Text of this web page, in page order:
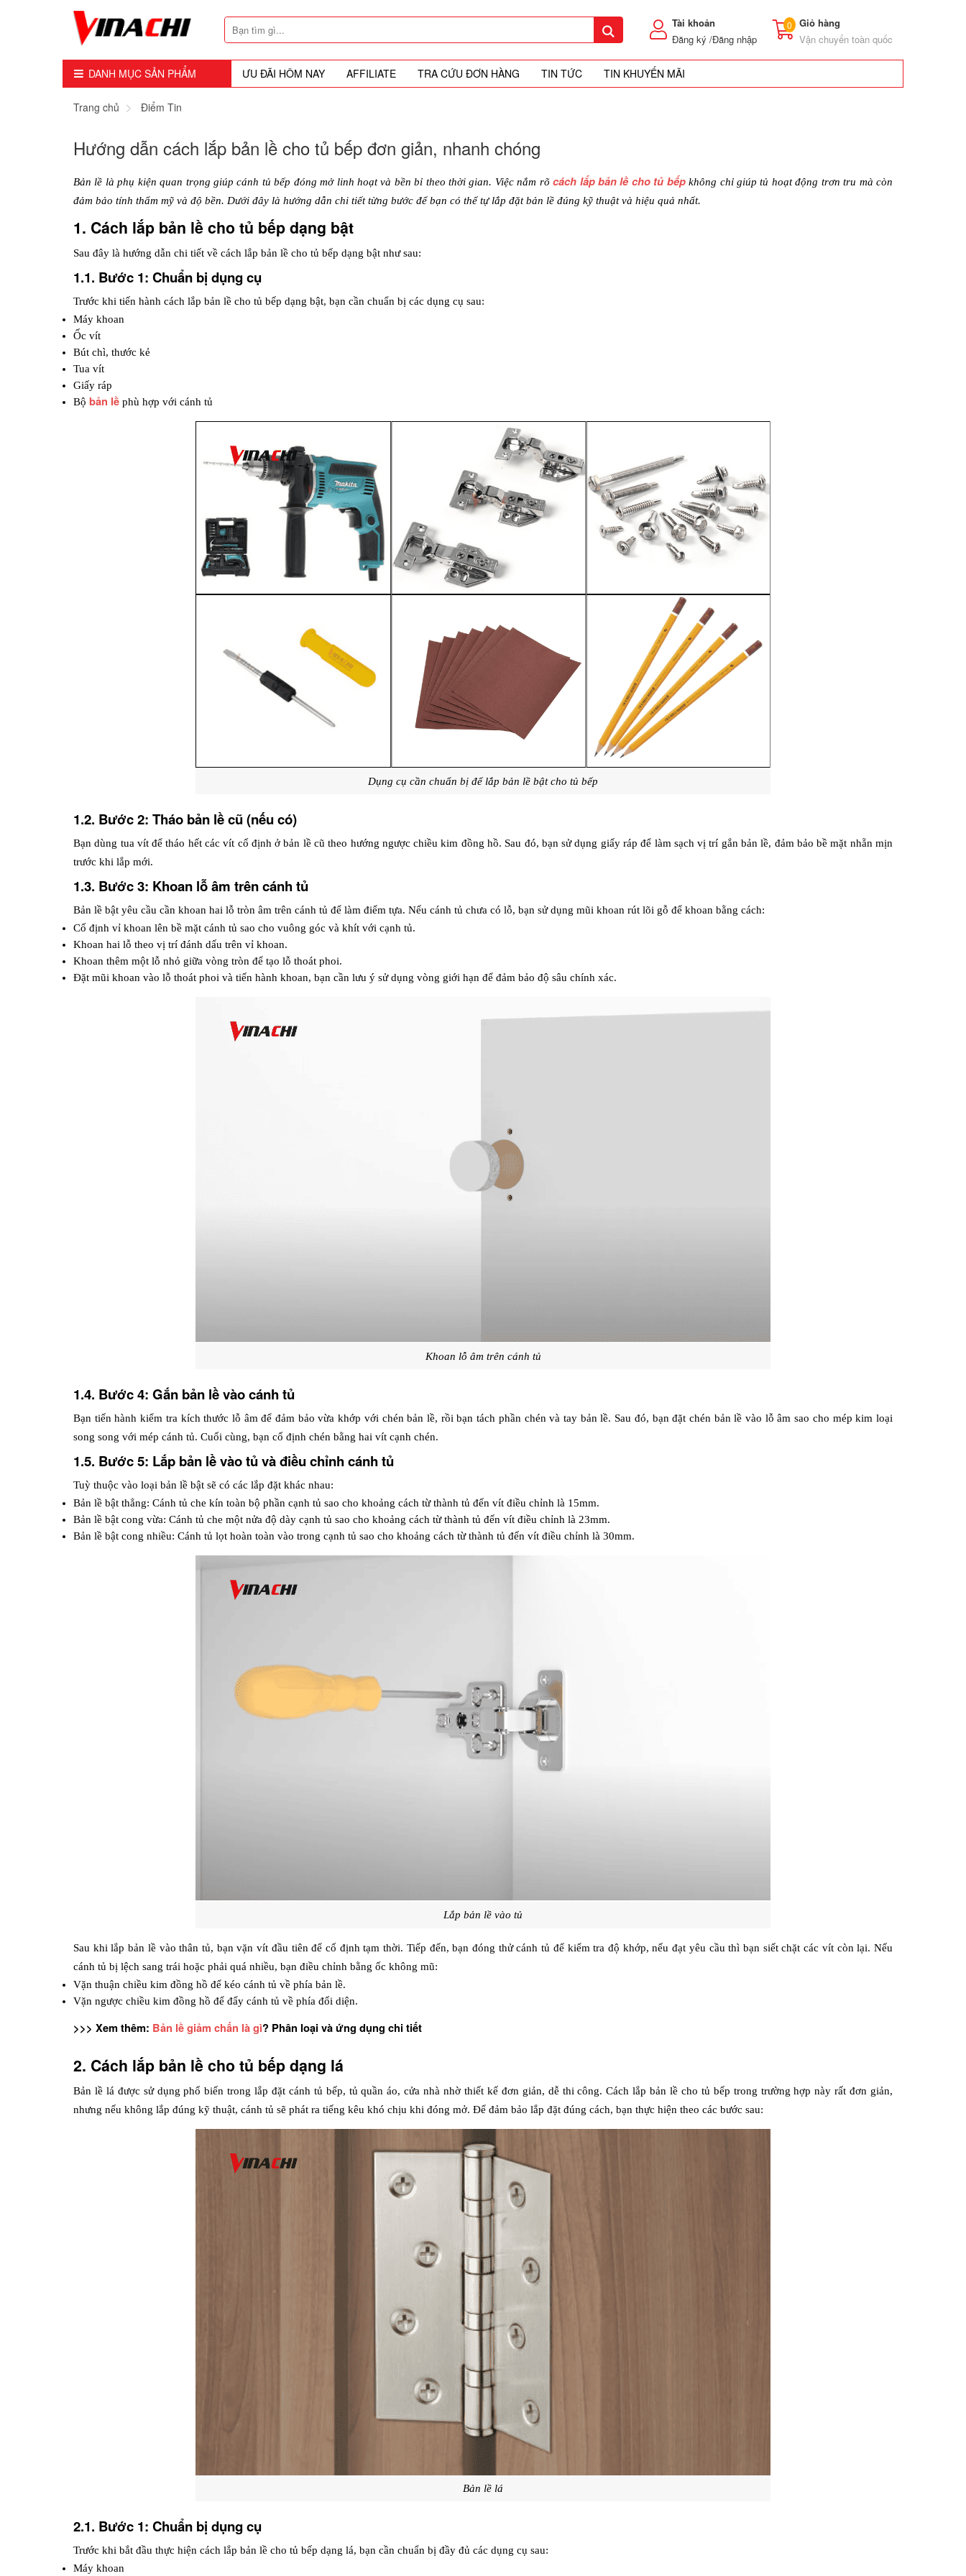
Tài khoản
Đăng ký /Đăng nhập
0
Giỏ hàng
Vận chuyển toàn quốc
DANH MỤC SẢN PHẨM ƯU ĐÃI HÔM NAY AFFILIATE TRA CỨU ĐƠN HÀNG TIN TỨC TIN KHUYẾN MÃI
Dụng Cụ - Công Cụ
Máy Cầm Tay
Máy Chế Biến Gỗ
Thiết bị Dùng Hơi
Khóa - Phụ Kiện Cửa
Trang chủ Điểm Tin
Hướng dẫn cách lắp bản lề cho tủ bếp đơn giản, nhanh chóng
Bản lề là phụ kiện quan trọng giúp cánh tủ bếp đóng mở linh hoạt và bền bỉ theo thời gian. Việc nắm rõ cách lắp bản lề cho tủ bếp không chỉ giúp tủ hoạt động trơn tru mà còn
đảm bảo tính thẩm mỹ và độ bền. Dưới đây là hướng dẫn chi tiết từng bước để bạn có thể tự lắp đặt bản lề đúng kỹ thuật và hiệu quả nhất.
1. Cách lắp bản lề cho tủ bếp dạng bật
Sau đây là hướng dẫn chi tiết về cách lắp bản lề cho tủ bếp dạng bật như sau:
1.1. Bước 1: Chuẩn bị dụng cụ
Trước khi tiến hành cách lắp bản lề cho tủ bếp dạng bật, bạn cần chuẩn bị các dụng cụ sau:
Máy khoan
Ốc vít
Bút chì, thước kẻ
Tua vít
Giấy ráp
Bộ bản lề phù hợp với cánh tủ
Dụng cụ cần chuẩn bị để lắp bản lề bật cho tủ bếp
1.2. Bước 2: Tháo bản lề cũ (nếu có)
Bạn dùng tua vít để tháo hết các vít cố định ở bản lề cũ theo hướng ngược chiều kim đồng hồ. Sau đó, bạn sử dụng giấy ráp để làm sạch vị trí gắn bản lề, đảm bảo bề mặt nhẵn mịn
trước khi lắp mới.
1.3. Bước 3: Khoan lỗ âm trên cánh tủ
Bản lề bật yêu cầu cần khoan hai lỗ tròn âm trên cánh tủ để làm điểm tựa. Nếu cánh tủ chưa có lỗ, bạn sử dụng mũi khoan rút lõi gỗ để khoan bằng cách:
Cố định vỉ khoan lên bề mặt cánh tủ sao cho vuông góc và khít với cạnh tủ.
Khoan hai lỗ theo vị trí đánh dấu trên vỉ khoan.
Khoan thêm một lỗ nhỏ giữa vòng tròn để tạo lỗ thoát phoi.
Đặt mũi khoan vào lỗ thoát phoi và tiến hành khoan, bạn cần lưu ý sử dụng vòng giới hạn để đảm bảo độ sâu chính xác.
Khoan lỗ âm trên cánh tủ
1.4. Bước 4: Gắn bản lề vào cánh tủ
Bạn tiến hành kiểm tra kích thước lỗ âm để đảm bảo vừa khớp với chén bản lề, rồi bạn tách phần chén và tay bản lề. Sau đó, bạn đặt chén bản lề vào lỗ âm sao cho mép kim loại
song song với mép cánh tủ. Cuối cùng, bạn cố định chén bằng hai vít cạnh chén.
1.5. Bước 5: Lắp bản lề vào tủ và điều chỉnh cánh tủ
Tuỳ thuộc vào loại bản lề bật sẽ có các lắp đặt khác nhau:
Bản lề bật thẳng: Cánh tủ che kín toàn bộ phần cạnh tủ sao cho khoảng cách từ thành tủ đến vít điều chỉnh là 15mm.
Bản lề bật cong vừa: Cánh tủ che một nửa độ dày cạnh tủ sao cho khoảng cách từ thành tủ đến vít điều chỉnh là 23mm.
Bản lề bật cong nhiều: Cánh tủ lọt hoàn toàn vào trong cạnh tủ sao cho khoảng cách từ thành tủ đến vít điều chỉnh là 30mm.
Lắp bản lề vào tủ
Sau khi lắp bản lề vào thân tủ, bạn vặn vít đầu tiên để cố định tạm thời. Tiếp đến, bạn đóng thử cánh tủ để kiểm tra độ khớp, nếu đạt yêu cầu thì bạn siết chặt các vít còn lại. Nếu
cánh tủ bị lệch sang trái hoặc phải quá nhiều, bạn điều chỉnh bằng ốc không mũ:
Vặn thuận chiều kim đồng hồ để kéo cánh tủ về phía bản lề.
Vặn ngược chiều kim đồng hồ để đẩy cánh tủ về phía đối diện.
>>> Xem thêm: Bản lề giảm chấn là gì? Phân loại và ứng dụng chi tiết
2. Cách lắp bản lề cho tủ bếp dạng lá
Bản lề lá được sử dụng phổ biến trong lắp đặt cánh tủ bếp, tủ quần áo, cửa nhà nhờ thiết kế đơn giản, dễ thi công. Cách lắp bản lề cho tủ bếp trong trường hợp này rất đơn giản,
nhưng nếu không lắp đúng kỹ thuật, cánh tủ sẽ phát ra tiếng kêu khó chịu khi đóng mở. Để đảm bảo lắp đặt đúng cách, bạn thực hiện theo các bước sau:
Bản lề lá
2.1. Bước 1: Chuẩn bị dụng cụ
Trước khi bắt đầu thực hiện cách lắp bản lề cho tủ bếp dạng lá, bạn cần chuẩn bị đầy đủ các dụng cụ sau:
Máy khoan